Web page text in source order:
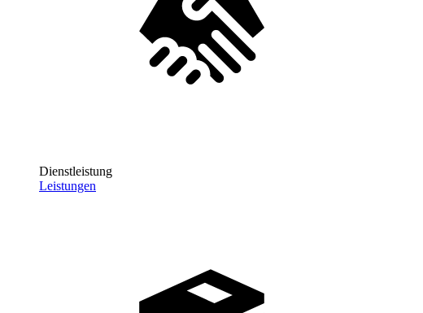
Dienstleistung
Leistungen